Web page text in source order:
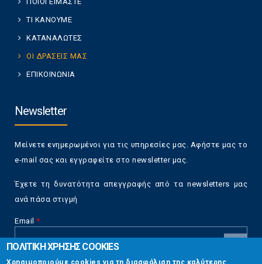
ΤΙ ΚΑΝΟΥΜΕ
ΚΑΤΑΝΑΛΩΤΕΣ
ΟΙ ΔΡΑΣΕΙΣ ΜΑΣ
ΕΠΙΚΟΙΝΩΝΙΑ
Newsletter
Μείνετε ενημερωμένοι για τις υπηρεσίες μας. Αφήστε μας το
e-mail σας και εγγραφείτε στο newsletter μας.
Έχετε τη δυνατότητα απεγγραφής από τα newsletters μας
ανά πάσα στιγμή
Email *
CAPTCHA
ΠΟΛΙΤΙΚΗ ΧΡΗΣΗΣ COOKIES
Χρησιμοποιούμε cookies για τη διασφάλιση της καλύτερης